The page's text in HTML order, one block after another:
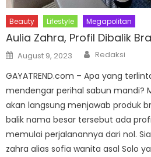
Beauty Lifestyle Megapolitan
Aulia Zahra, Profil Dibalik
Posted
on
August 9, 2023 Author
Redaksi
GAYATREND.com – Apa yang
mendengar perihal sabun mandi?
akan langsung menjawab produk
balik nama besar tersebut ada
memulai perjalanannya dari nol.
zahra alias sofia wanita asal Solo